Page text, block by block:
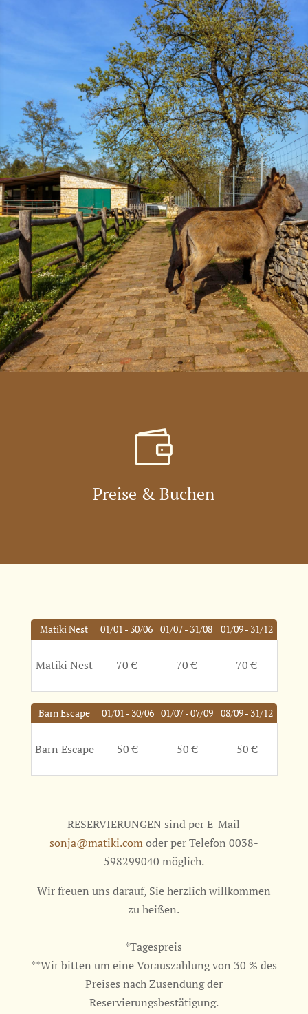

Preise & Buchen
Matiki Nest 01/01 - 30/06 01/07 - 31/08 01/09 - 31/12
Matiki Nest 70 € 70 € 70 €
Barn Escape 01/01 - 30/06 01/07 - 07/09 08/09 - 31/12
Barn Escape 50 € 50 € 50 €
RESERVIERUNGEN sind per E-Mail
sonja@matiki.comoder per Telefon 0038-
598299040 möglich.
Wir freuen uns darauf, Sie herzlich willkommen
zu heißen.
*Tagespreis
**Wir bitten um eine Vorauszahlung von 30 % des
Preises nach Zusendung der
Reservierungsbestätigung.